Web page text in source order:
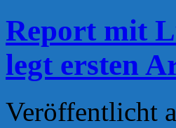
Report mit
legt ersten
Veröffentlicht